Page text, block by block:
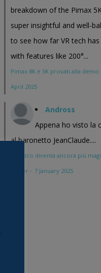
breakdown of the Pimax
super insightful and well-
to see how far VR tech
with features like 200°...
Pimax 8K e 5K provati alla demo
April 2025
Andross
Appena ho visto la
al baronetto JeanClaude....
Maestro diventa ancora più
Potter · 7 January 2025